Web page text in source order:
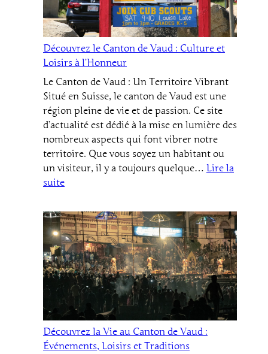
édition
sous
le
signe
des
légendes
Découvrez le Canton de Vaud : Culture et
Loisirs à l’Honneur
Le Canton de Vaud : Un Territoire Vibrant
Situé en Suisse, le canton de Vaud est une
région pleine de vie et de passion. Ce site
d’actualité est dédié à la mise en lumière des
nombreux aspects qui font vibrer notre
territoire. Que vous soyez un habitant ou
un visiteur, il y a toujours quelque… Lire la
suite:
le
Canton
de
Vaud
:
Culture
et
Loisirs
l’Honneur
Découvrez la Vie au Canton de Vaud :
Événements, Loisirs et Traditions